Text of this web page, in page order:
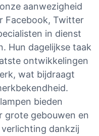
aanwezigheid
Facebook, Twitter
in dienst
Hun dagelijkse taak
ontwikkelingen
wat bijdraagt
bieden
grote gebouwen en
dankzij